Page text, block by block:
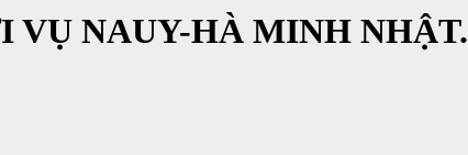
VỤ NAUY-HÀ MINH NHẬT.